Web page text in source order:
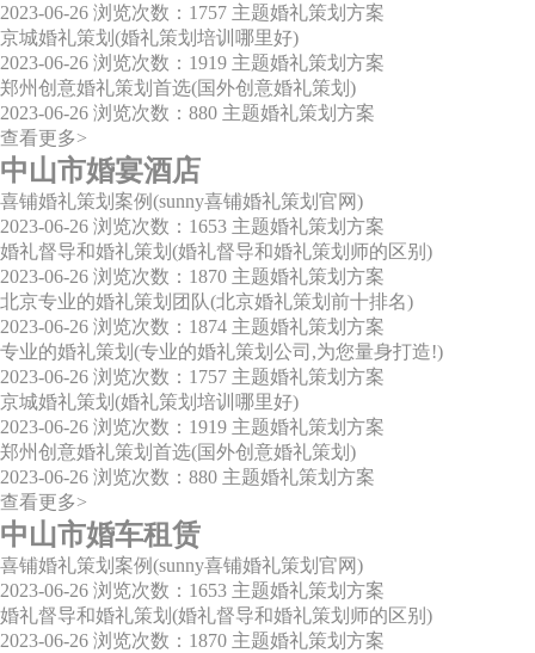
2023-06-26 浏览次数：1757 主题婚礼策划方案
京城婚礼策划(婚礼策划培训哪里好)
2023-06-26 浏览次数：1919 主题婚礼策划方案
郑州创意婚礼策划首选(国外创意婚礼策划)
2023-06-26 浏览次数：880 主题婚礼策划方案
查看更多>
中山市婚宴酒店
喜铺婚礼策划案例(sunny喜铺婚礼策划官网)
2023-06-26 浏览次数：1653 主题婚礼策划方案
婚礼督导和婚礼策划(婚礼督导和婚礼策划师的区别)
2023-06-26 浏览次数：1870 主题婚礼策划方案
北京专业的婚礼策划团队(北京婚礼策划前十排名)
2023-06-26 浏览次数：1874 主题婚礼策划方案
专业的婚礼策划(专业的婚礼策划公司,为您量身打造!)
2023-06-26 浏览次数：1757 主题婚礼策划方案
京城婚礼策划(婚礼策划培训哪里好)
2023-06-26 浏览次数：1919 主题婚礼策划方案
郑州创意婚礼策划首选(国外创意婚礼策划)
2023-06-26 浏览次数：880 主题婚礼策划方案
查看更多>
中山市婚车租赁
喜铺婚礼策划案例(sunny喜铺婚礼策划官网)
2023-06-26 浏览次数：1653 主题婚礼策划方案
婚礼督导和婚礼策划(婚礼督导和婚礼策划师的区别)
2023-06-26 浏览次数：1870 主题婚礼策划方案